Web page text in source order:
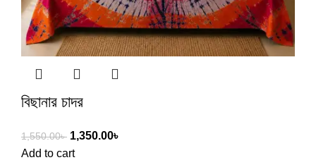
বিছানার চাদর
1,550.00৳ 1,350.00৳
Add to cart